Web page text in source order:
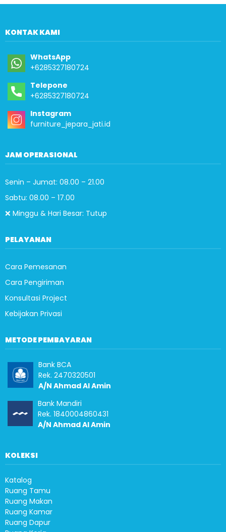
KONTAK KAMI
WhatsApp
+6285327180724
Telepone
+6285327180724
Instagram
furniture_jepara_jati.id
JAM OPERASIONAL
Senin – Jumat: 08.00 – 21.00
Sabtu: 08.00 – 17.00
❌ Minggu & Hari Besar: Tutup
PELAYANAN
Cara Pemesanan
Cara Pengiriman
Konsultasi Project
Kebijakan Privasi
METODE PEMBAYARAN
Bank BCA
Rek. 2470320501
A/N Ahmad Al Amin
Bank Mandiri
Rek. 1840004860431
A/N Ahmad Al Amin
KOLEKSI
Katalog
Ruang Tamu
Ruang Makan
Ruang Kamar
Ruang Dapur